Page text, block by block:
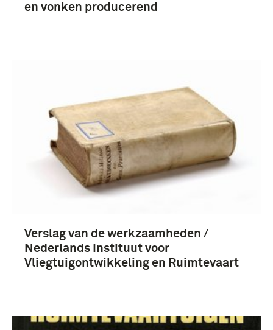
Koninklijke Militaire Academie (3)
Verenigde Staten van Amerika (3)
en vonken producerend
Verslag van de werkzaamheden /
Nederlands Instituut voor
Vliegtuigontwikkeling en Ruimtevaart